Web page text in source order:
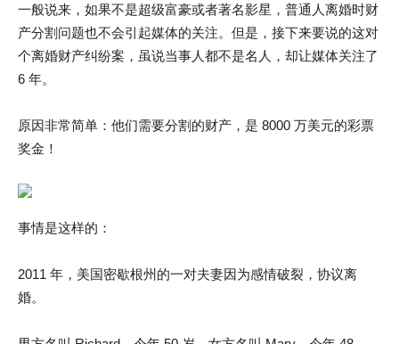
一般说来，如果不是超级富豪或者著名影星，普通人离婚时财
产分割问题也不会引起媒体的关注。但是，接下来要说的这对
个离婚财产纠纷案，虽说当事人都不是名人，却让媒体关注了
6 年。
原因非常简单：他们需要分割的财产，是 8000 万美元的彩票
奖金！
事情是这样的：
2011 年，美国密歇根州的一对夫妻因为感情破裂，协议离
婚。